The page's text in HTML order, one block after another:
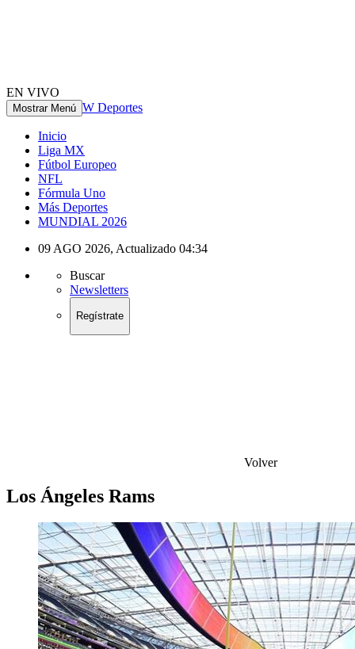
EN VIVO
Mostrar Menú W Deportes
Inicio
Liga MX
Fútbol Europeo
NFL
Fórmula Uno
Más Deportes
MUNDIAL 2026
09 AGO 2026, Actualizado 04:34
Buscar
Newsletters
Regístrate
Volver
Los Ángeles Rams